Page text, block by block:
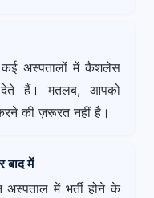
कई अस्पतालों में कैशलेस
देते हैं। मतलब, आपको
की ज़रूरत नहीं है।
बाद में
अस्पताल में भर्ती होने के